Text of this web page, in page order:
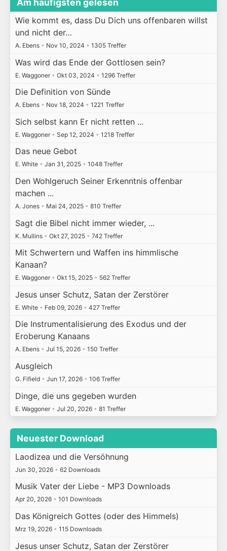
Wie kommt es, dass Du Dich uns offenbaren willst
und nicht der…
A. Ebens • Nov 10, 2024 • 1305 Treffer
Was wird das Ende der Gottlosen sein?
E. Waggoner • Okt 03, 2024 • 1296 Treffer
Die Definition von Sünde
A. Ebens • Nov 18, 2024 • 1221 Treffer
Sich selbst kann Er nicht retten ...
E. Waggoner • Sep 12, 2024 • 1218 Treffer
Das neue Gebot
E. White • Jan 31, 2025 • 1048 Treffer
Den Wohlgeruch Seiner Erkenntnis offenbar
machen ...
A. Jones • Mai 24, 2025 • 810 Treffer
Sagt die Bibel nicht immer wieder, ...
K. Mullins • Okt 27, 2025 • 742 Treffer
Mit Schwertern und Waffen ins himmlische
Kanaan?
E. Waggoner • Okt 15, 2025 • 562 Treffer
Jesus unser Schutz, Satan der Zerstörer
E. White • Feb 09, 2026 • 427 Treffer
Die Instrumentalisierung des Exodus und der
Eroberung Kanaans
A. Ebens • Jul 15, 2026 • 150 Treffer
Ausgleich
G. Fifield • Jun 17, 2026 • 106 Treffer
Dinge, die uns gegeben wurden
E. Waggoner • Jul 20, 2026 • 81 Treffer
Neuester Download
Laodizea und die Versöhnung
Jun 30, 2026 • 62 Downloads
Musik Vater der Liebe - MP3 Downloads
Apr 20, 2026 • 101 Downloads
Das Königreich Gottes (oder des Himmels)
Mrz 19, 2026 • 115 Downloads
Jesus unser Schutz, Satan der Zerstörer